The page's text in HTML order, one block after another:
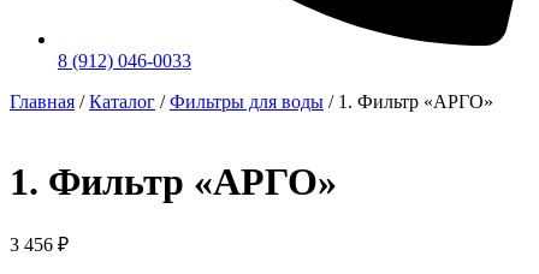
8 (912) 046-0033
Главная / Каталог / Фильтры для воды / 1. Фильтр «АРГО»
1. Фильтр «АРГО»
3 456 ₽